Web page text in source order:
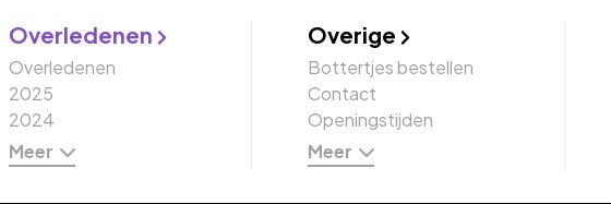
Overledenen
Overledenen
2025
2024
Meer
Overige
Bottertjes bestellen
Contact
Openingstijden
Meer